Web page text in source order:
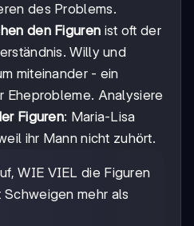
des Problems.
den Figuren ist oft der
Willy und
miteinander - ein
Eheprobleme. Analysiere
Figuren: Maria-Lisa
ihr Mann nicht zuhört.
WIE VIEL die Figuren
mehr als